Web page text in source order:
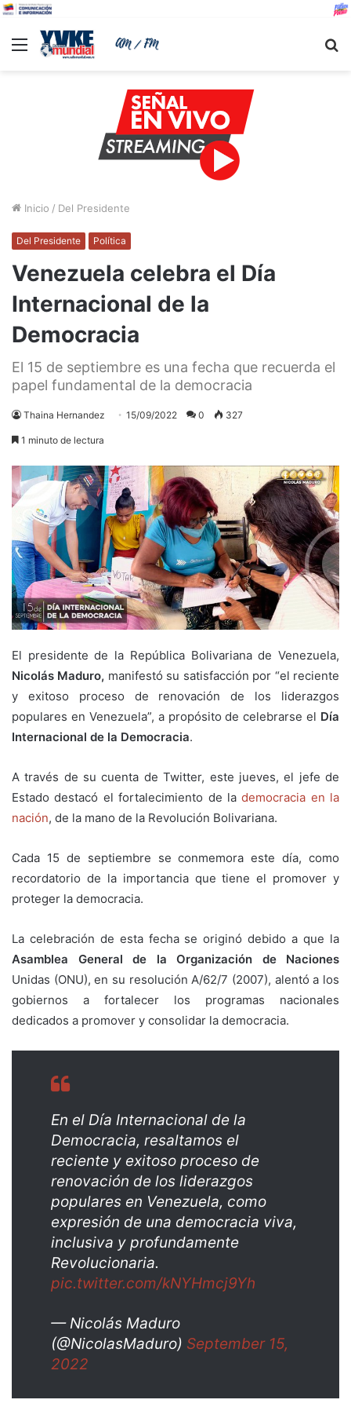
Menu
Inicio / Del Presidente
Del Presidente Política
Venezuela celebra el Día
Internacional de la
Democracia
El 15 de septiembre es una fecha que recuerda el
papel fundamental de la democracia
Thaina Hernandez 15/09/2022 0 327
1 minuto de lectura
El presidente de la República Bolivariana de Venezuela,
Nicolás Maduro, manifestó su satisfacción por “el reciente
y exitoso proceso de renovación de los liderazgos
populares en Venezuela”, a propósito de celebrarse el Día
Internacional de la Democracia.
A través de su cuenta de Twitter, este jueves, el jefe de
Estado destacó el fortalecimiento de lademocracia en la
nación, de la mano de la Revolución Bolivariana.
Cada 15 de septiembre se conmemora este día, como
recordatorio de la importancia que tiene el promover y
proteger la democracia.
La celebración de esta fecha se originó debido a que la
Asamblea General de la Organización de Naciones
Unidas (ONU), en su resolución A/62/7 (2007), alentó a los
gobiernos a fortalecer los programas nacionales
dedicados a promover y consolidar la democracia.
En el Día Internacional de la
Democracia, resaltamos el
reciente y exitoso proceso de
renovación de los liderazgos
populares en Venezuela, como
expresión de una democracia viva,
inclusiva y profundamente
Revolucionaria.
pic.twitter.com/kNYHmcj9Yh
— Nicolás Maduro
(@NicolasMaduro) September 15,
2022